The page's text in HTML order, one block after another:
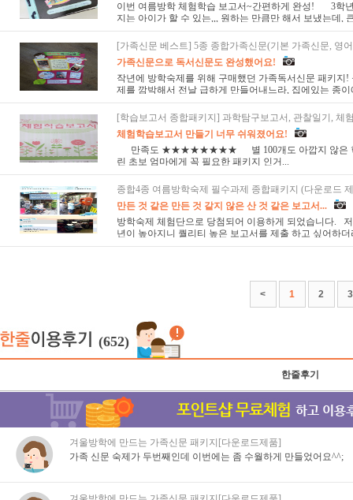
이번 여름방학 체험학습 보고서~간편하게 완성! 3학
지는 아이가 할 수 있는,,, 원하는 만큼만 해서 보냈는데,
[가족신문 베스트] 5종 종합가족신문(기본 가족신문, 영
가족신문으로 독서신문도 완성했어요!
작년에 방학숙제를 위해 구매했던 가족독서신문 패키
제를 깜박해서 전날 급하게 만들어내느라, 집에있는 종
[학습보고서 종합패키지] 과학탐구보고서, 관찰일기, 체
체험학습보고서 만들기 너무 쉬워졌어요!
만족도 ★★★★★★★★ 별 100개도 아깝지 않은 학
린 초보 엄마에게 꼭 필요한 패키지 인거...
종합4종 여름방학숙제 필수과제 종합패키지 (다운로드
만든 것 같은 만든 것 같지 않은 산 것 같은 보고서...
방학숙제 체험단으로 당첨되어 이용하게 되었습니다.
년이 높아지니 퀄리티 높은 보고서를 제출 하고 싶어하
< 1 2 3
(652)
한줄후기
겨울방학에 만드는 가족신문 패키지[다운로드제품]
가족 신문 숙제가 두번째인데 이번에는 좀 수월하게 만들었어요^^;